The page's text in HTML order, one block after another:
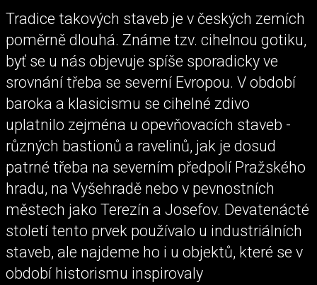
Tradice takových staveb je v českých zemích
poměrně dlouhá. Známe tzv. cihelnou gotiku,
byť se u nás objevuje spíše sporadicky ve
srovnání třeba se severní Evropou. V období
baroka a klasicismu se cihelné zdivo
uplatnilo zejména u opevňovacích staveb -
různých bastionů a ravelinů, jak je dosud
patrné třeba na severním předpolí Pražského
hradu, na Vyšehradě nebo v pevnostních
městech jako Terezín a Josefov. Devatenácté
století tento prvek používalo u industriálních
staveb, ale najdeme ho i u objektů, které se v
období historismu inspirovaly